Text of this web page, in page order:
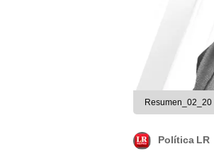
Resumen_02_20
Política LR